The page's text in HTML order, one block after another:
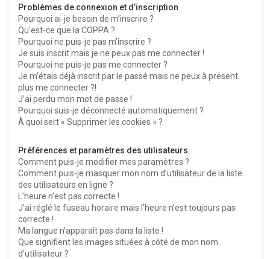
Problèmes de connexion et d’inscription
Pourquoi ai-je besoin de m’inscrire ?
Qu’est-ce que la COPPA ?
Pourquoi ne puis-je pas m’inscrire ?
Je suis inscrit mais je ne peux pas me connecter !
Pourquoi ne puis-je pas me connecter ?
Je m’étais déjà inscrit par le passé mais ne peux à présent
plus me connecter ?!
J’ai perdu mon mot de passe !
Pourquoi suis-je déconnecté automatiquement ?
À quoi sert « Supprimer les cookies » ?
Préférences et paramètres des utilisateurs
Comment puis-je modifier mes paramètres ?
Comment puis-je masquer mon nom d’utilisateur de la liste
des utilisateurs en ligne ?
L’heure n’est pas correcte !
J’ai réglé le fuseau horaire mais l’heure n’est toujours pas
correcte !
Ma langue n’apparaît pas dans la liste !
Que signifient les images situées à côté de mon nom
d’utilisateur ?